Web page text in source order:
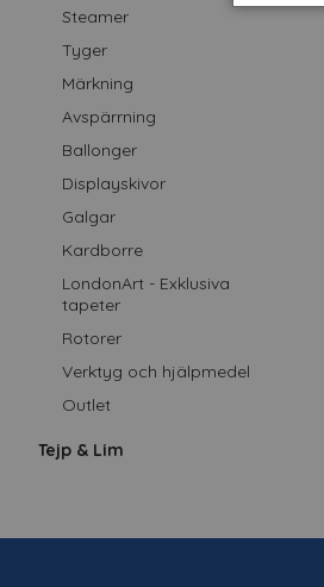
Steamer
Tyger
Märkning
Avspärrning
Ballonger
Displayskivor
Galgar
Kardborre
LondonArt - Exklusiva
tapeter
Rotorer
Verktyg och hjälpmedel
Outlet
Tejp & Lim